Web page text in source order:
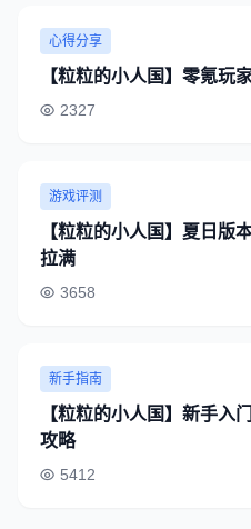
心得分享
【粒粒的小人国】零氪玩
2327
游戏评测
【粒粒的小人国】夏日版
拉满
3658
新手指南
【粒粒的小人国】新手入
攻略
5412